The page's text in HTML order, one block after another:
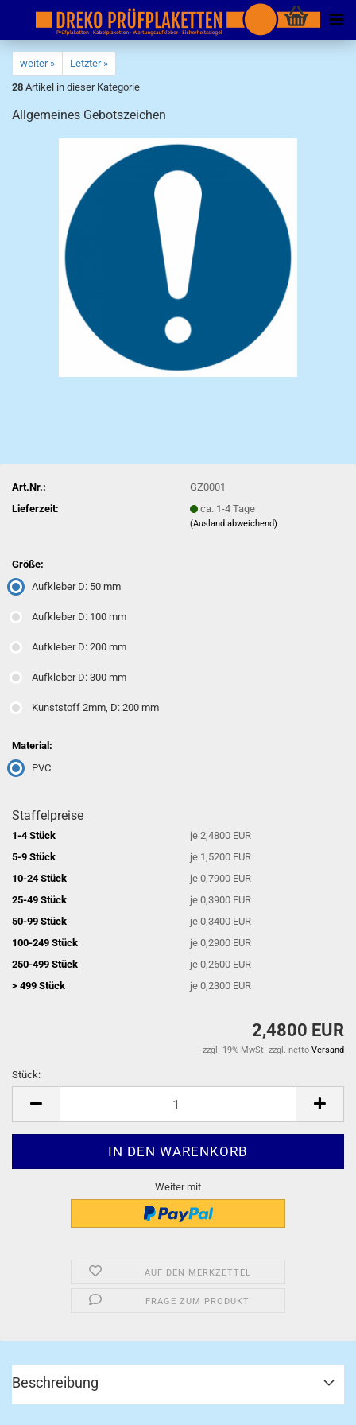
weiter »
Letzter »
28 Artikel in dieser Kategorie
Allgemeines Gebotszeichen
Art.Nr.:
GZ0001
Lieferzeit:
ca. 1-4 Tage
(Ausland abweichend)
Größe:
Aufkleber D: 50 mm
Aufkleber D: 100 mm
Aufkleber D: 200 mm
Aufkleber D: 300 mm
Kunststoff 2mm, D: 200 mm
Material:
PVC
Staffelpreise
1-4 Stück
je 2,4800 EUR
5-9 Stück
je 1,5200 EUR
10-24 Stück
je 0,7900 EUR
25-49 Stück
je 0,3900 EUR
50-99 Stück
je 0,3400 EUR
100-249 Stück
je 0,2900 EUR
250-499 Stück
je 0,2600 EUR
> 499 Stück
je 0,2300 EUR
2,4800 EUR
zzgl. 19% MwSt. zzgl. netto Versand
Stück:
Weiter mit
AUF DEN MERKZETTEL
FRAGE ZUM PRODUKT
Beschreibung